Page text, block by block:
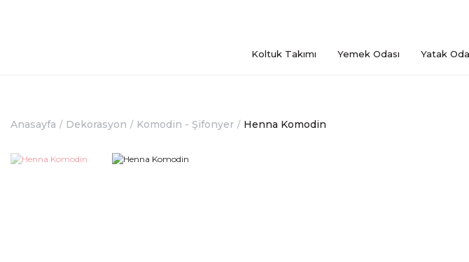
Koltuk Takımı Yemek Odası Yatak
Anasayfa Dekorasyon Komodin - Şifonyer Henna Komodin